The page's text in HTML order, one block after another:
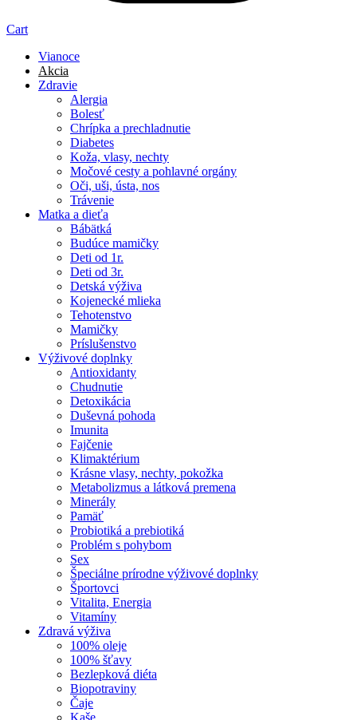
Cart
Vianoce
Akcia
Zdravie
Alergia
Bolesť
Chrípka a prechladnutie
Diabetes
Koža, vlasy, nechty
Močové cesty a pohlavné orgány
Oči, uši, ústa, nos
Trávenie
Matka a dieťa
Bábätká
Budúce mamičky
Deti od 1r.
Deti od 3r.
Detská výživa
Kojenecké mlieka
Tehotenstvo
Mamičky
Príslušenstvo
Výživové doplnky
Antioxidanty
Chudnutie
Detoxikácia
Duševná pohoda
Imunita
Fajčenie
Klimaktérium
Krásne vlasy, nechty, pokožka
Metabolizmus a látková premena
Minerály
Pamäť
Probiotiká a prebiotiká
Problém s pohybom
Sex
Špeciálne prírodne výživové doplnky
Športovci
Vitalita, Energia
Vitamíny
Zdravá výživa
100% oleje
100% šťavy
Bezlepková diéta
Biopotraviny
Čaje
Kaše